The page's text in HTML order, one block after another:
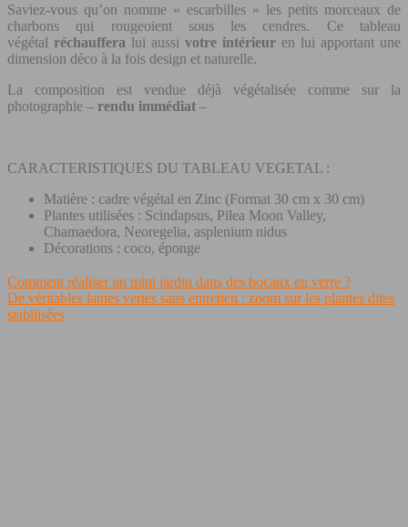
Saviez-vous qu’on nomme « escarbilles » les petits morceaux de
charbons qui rougeoient sous les cendres. Ce tableau
végétal réchauffera lui aussi votre intérieur en lui apportant une
dimension déco à la fois design et naturelle.
La composition est vendue déjà végétalisée comme sur la
photographie – rendu immédiat –
CARACTERISTIQUES DU TABLEAU VEGETAL :
Matière : cadre végétal en Zinc (Format 30 cm x 30 cm)
Plantes utilisées : Scindapsus, Pilea Moon Valley,
Chamaedora, Neoregelia, asplenium nidus
Décorations : coco, éponge
Comment réaliser un mini jardin dans des bocaux en verre ?
De véritables lantes vertes sans entretien : zoom sur les plantes dites
stabilisées